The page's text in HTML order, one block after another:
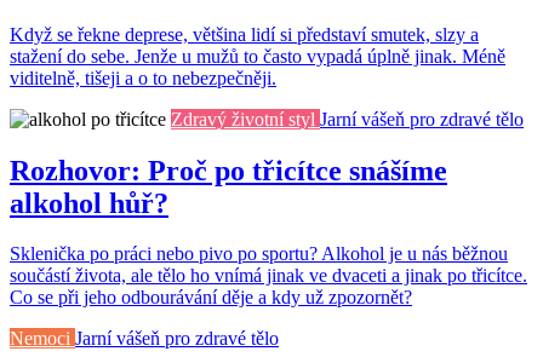
Když se řekne deprese, většina lidí si představí smutek, slzy a
stažení do sebe. Jenže u mužů to často vypadá úplně jinak. Méně
viditelně, tišeji a o to nebezpečněji.
Zdravý životní styl Jarní vášeň pro zdravé tělo
Rozhovor: Proč po třicítce snášíme
alkohol hůř?
Sklenička po práci nebo pivo po sportu? Alkohol je u nás běžnou
součástí života, ale tělo ho vnímá jinak ve dvaceti a jinak po třicítce.
Co se při jeho odbourávání děje a kdy už zpozornět?
Nemoci Jarní vášeň pro zdravé tělo